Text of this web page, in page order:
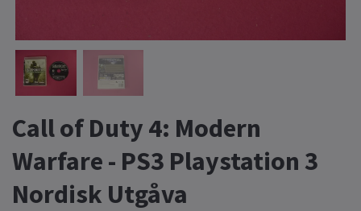
Call of Duty 4: Modern
Warfare - PS3 Playstation 3
Nordisk Utgåva